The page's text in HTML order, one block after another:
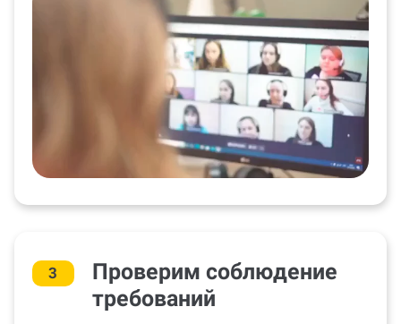
3
Проверим соблюдение
требований